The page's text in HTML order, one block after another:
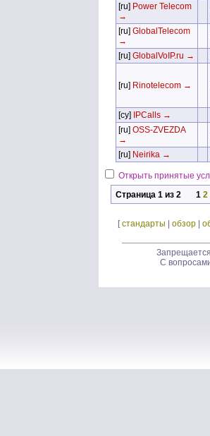
[ru] Power Telecom
→
[ru] GlobalTelecom
→
[ru] GlobalVoIP.ru →
[ru] Rinotelecom →
[cy] IPCalls →
[ru] OSS-ZVEZDA
→
[ru] Neirika →
Открыть принятые
Страница 1 из 2
1 2
[стандарты обзор
С